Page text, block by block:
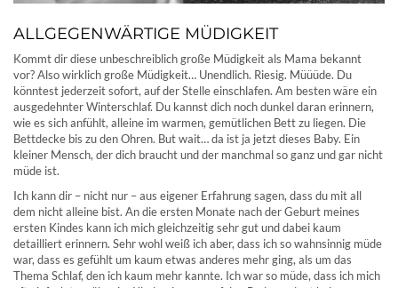
ALLGEGENWÄRTIGE MÜDIGKEIT
Kommt dir diese unbeschreiblich große Müdigkeit als Mama bekannt
vor? Also wirklich große Müdigkeit… Unendlich. Riesig. Müüüde. Du
könntest jederzeit sofort, auf der Stelle einschlafen. Am besten wäre ein
ausgedehnter Winterschlaf. Du kannst dich noch dunkel daran erinnern,
wie es sich anfühlt, alleine im warmen, gemütlichen Bett zu liegen. Die
Bettdecke bis zu den Ohren. But wait… da ist ja jetzt dieses Baby. Ein
kleiner Mensch, der dich braucht und der manchmal so ganz und gar nicht
müde ist.
Ich kann dir – nicht nur – aus eigener Erfahrung sagen, dass du mit all
dem nicht alleine bist. An die ersten Monate nach der Geburt meines
ersten Kindes kann ich mich gleichzeitig sehr gut und dabei kaum
detailliert erinnern. Sehr wohl weiß ich aber, dass ich so wahnsinnig müde
war, dass es gefühlt um kaum etwas anderes mehr ging, als um das
Thema Schlaf, den ich kaum mehr kannte. Ich war so müde, dass ich mich